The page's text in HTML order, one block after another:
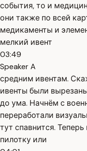
события, то и
они также по всей
медикаменты и
мелкий ивент
03:49
Speaker A
средним ивентам.
ивенты были
до ума. Начнём с
переработали
тут спавнится.
пилотку или